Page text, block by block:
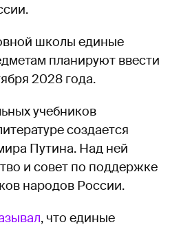
школы единые
планируют ввести
2028 года.
учебников
создается
Путина. Над ней
и совет по поддержке
народов России.
, что единые